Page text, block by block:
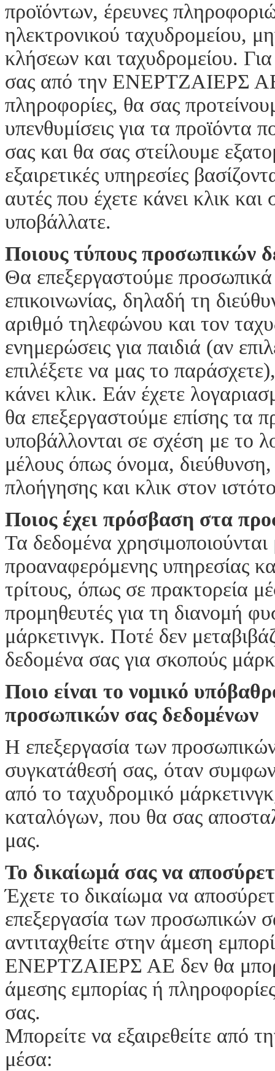
προϊόντων, έρευνες
ηλεκτρονικού ταχυδρομείου,
κλήσεων και ταχυδρομείου. Για
σας από την ΕΝΕΡΤΖΑΙΕΡΣ
πληροφορίες, θα σας
υπενθυμίσεις για τα
σας και θα σας στείλουμε
εξαιρετικές υπηρεσίες
αυτές που έχετε κάνει κλικ
υποβάλλατε.
Ποιους τύπους προσωπικών
Θα επεξεργαστούμε προσωπικά
επικοινωνίας, δηλαδή τη
αριθμό τηλεφώνου και τον
ενημερώσεις για παιδιά (αν
επιλέξετε να μας το
κάνει κλικ. Εάν έχετε
θα επεξεργαστούμε επίσης τα
υποβάλλονται σε σχέση με το
μέλους όπως όνομα,
πλοήγησης και κλικ στον
Ποιος έχει πρόσβαση στα
Τα δεδομένα
προαναφερόμενης υπηρεσίας
τρίτους, όπως σε πρακτορεία
προμηθευτές για τη διανομή
μάρκετινγκ. Ποτέ δεν
δεδομένα σας για σκοπούς
Ποιο είναι το νομικό
προσωπικών σας δεδομένων
Η επεξεργασία των
συγκατάθεσή σας, όταν
από το ταχυδρομικό
καταλόγων, που θα σας
μας.
Το δικαίωμά σας να
Έχετε το δικαίωμα να
επεξεργασία των προσωπικών
αντιταχθείτε στην άμεση
ΕΝΕΡΤΖΑΙΕΡΣ ΑΕ δεν θα
άμεσης εμπορίας ή
σας.
Μπορείτε να εξαιρεθείτε από
μέσα: